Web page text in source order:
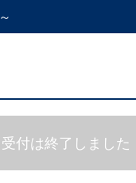
～
受付は終了しました